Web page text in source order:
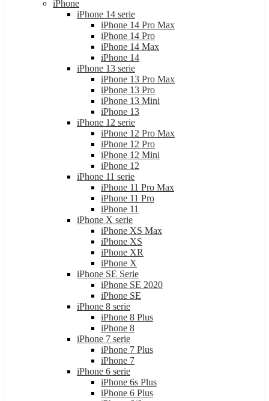
iPhone 14 serie
iPhone 14 Pro Max
iPhone 14 Pro
iPhone 14 Max
iPhone 14
iPhone 13 serie
iPhone 13 Pro Max
iPhone 13 Pro
iPhone 13 Mini
iPhone 13
iPhone 12 serie
iPhone 12 Pro Max
iPhone 12 Pro
iPhone 12 Mini
iPhone 12
iPhone 11 serie
iPhone 11 Pro Max
iPhone 11 Pro
iPhone 11
iPhone X serie
iPhone XS Max
iPhone XS
iPhone XR
iPhone X
iPhone SE Serie
iPhone SE 2020
iPhone SE
iPhone 8 serie
iPhone 8 Plus
iPhone 8
iPhone 7 serie
iPhone 7 Plus
iPhone 7
iPhone 6 serie
iPhone 6s Plus
iPhone 6 Plus
iPhone 6/6s